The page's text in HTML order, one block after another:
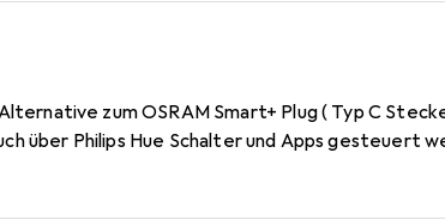
zum OSRAM Smart+ Plug ( Typ C
über Philips Hue Schalter und Apps gesteuert